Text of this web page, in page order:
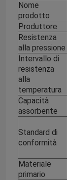
Nome
prodotto
Produttore
Resistenza
alla pressione
Intervallo di
resistenza
alla
temperatura
Capacità
assorbente
Standard di
conformità
Materiale
primario